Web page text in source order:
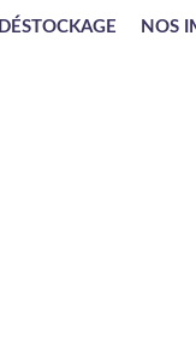
DÉSTOCKAGE NOS